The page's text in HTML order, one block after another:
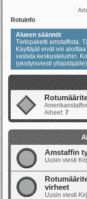
Rotuinfo
Alueen säännöt
Tietopaketti amstaffista.
Käyttäjät eivät voi
vastata keskusteluihin.
(yksityisviesti ylläpitäjälle).
Aiheet: 7
Amstaffin
Uusin viesti
virheet
Uusin viesti